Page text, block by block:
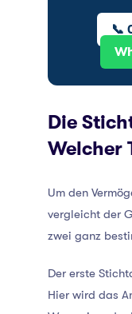
📞
Die
Welcher
Um den
vergleicht der
zwei ganz
Der erste
Hier wird das